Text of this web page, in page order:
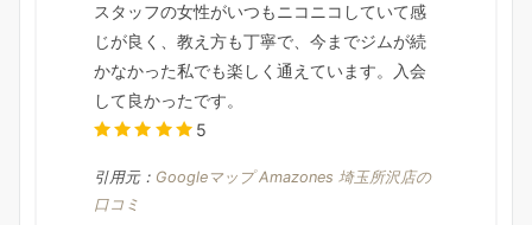
スタッフの女性がいつもニコニコしていて感
じが良く、教え方も丁寧で、今までジムが続
かなかった私でも楽しく通えています。入会
して良かったです。
5
引用元： Googleマップ Amazones 埼玉所沢店の
口コミ